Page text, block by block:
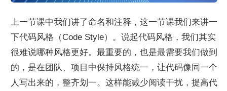
上一节课中我们讲了命名和注释，这一节课我们来讲一
下代码风格（Code Style）。说起代码风格，我们其实
很难说哪种风格更好。最重要的，也是最需要我们做到
的，是在团队、项目中保持风格统一，让代码像同一个
人写出来的，整齐划一。这样能减少阅读干扰，提高代